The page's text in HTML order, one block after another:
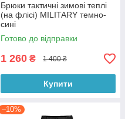
Брюки тактичні зимові теплі
(на флісі) MILITARY темно-
сині
Готово до відправки
1 260 ₴ 1 400 ₴
Купити
–10%